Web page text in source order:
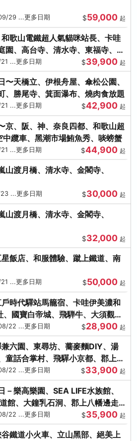
29 ...更多日期 $59,000 起
歌山電鐵超人氣貓咪站長、卡哇
園、高台寺、清水寺、東福寺、伊
...更多日期 $39,900 起
〜天橋立、伊根舟屋、傘松公園、
、勝尾寺、箕面瀑布、燒肉食放題
...更多日期 $42,900 起
京、阪、神、奈良四都、和歌山超
纜車、黑潮市場鮪魚秀、啖螃蟹
...更多日期 $44,900 起
渡月橋、清水寺、金閣寺、
...更多日期 $30,000 起
渡月橋、清水寺、金閣寺、
$32,000 起
飯店、和服體驗、蹴上鐵道、南
...更多日期 $50,000 起
時代驛站馬籠宿、卡哇伊美濃和
國寶白帝城、飛騨牛、大須觀音
22 ...更多日期 $28,900 起
六園、東尋坊、蕎麥麵DIY、湯
童話合掌村、飛驒小京都、郡上八
22 ...更多日期 $33,900 起
樂高樂園、SEA LIFE水族館、
館、大鐘乳石洞、郡上八幡邊走
22 ...更多日期 $35,900 起
鐵道小火車、立山黑部、絕美上